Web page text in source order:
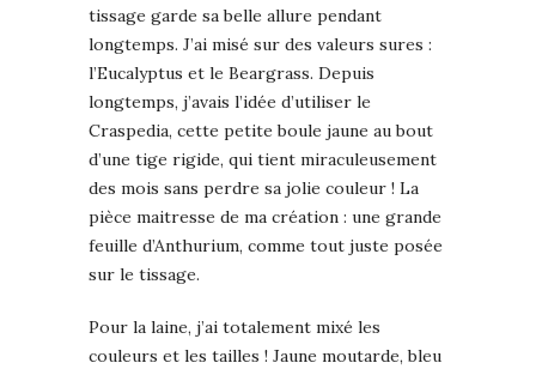
tissage garde sa belle allure pendant
longtemps. J’ai misé sur des valeurs sures :
l’Eucalyptus et le Beargrass. Depuis
longtemps, j’avais l’idée d’utiliser le
Craspedia, cette petite boule jaune au bout
d’une tige rigide, qui tient miraculeusement
des mois sans perdre sa jolie couleur ! La
pièce maitresse de ma création : une grande
feuille d’Anthurium, comme tout juste posée
sur le tissage.
Pour la laine, j’ai totalement mixé les
couleurs et les tailles ! Jaune moutarde, bleu